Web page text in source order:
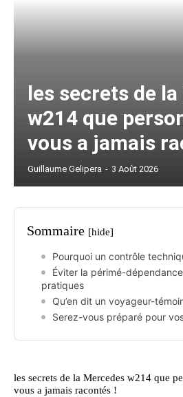
les secrets de
w214 que
vous a jamais
Guillaume Gelipera - 3 Août 2026
Sommaire [hide]
Pourquoi un contrôle
Éviter la périmé-
pratiques
Qu’en dit un voyageur-
Serez-vous préparé pour
les secrets de la Mercedes w214 que
vous a jamais racontés !